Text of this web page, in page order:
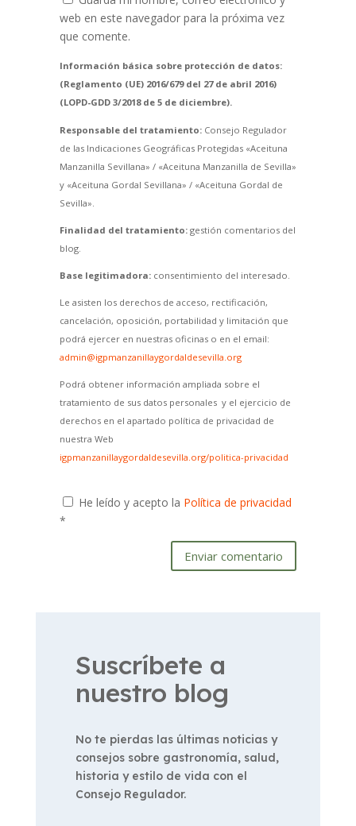
web en este navegador para la próxima vez
que comente.
Información básica sobre protección de datos:
(Reglamento (UE) 2016/679 del 27 de abril 2016)
(LOPD-GDD 3/2018 de 5 de diciembre).
Responsable del tratamiento:Consejo Regulador
de las Indicaciones Geográficas Protegidas «Aceituna
Manzanilla Sevillana» / «Aceituna Manzanilla de Sevilla»
y «Aceituna Gordal Sevillana» / «Aceituna Gordal de
Sevilla».
Finalidad del tratamiento:gestión comentarios del
blog.
Base legitimadora:consentimiento del interesado.
Le asisten los derechos de acceso, rectificación,
cancelación, oposición, portabilidad y limitación que
podrá ejercer en nuestras oficinas o en el email:
admin@igpmanzanillaygordaldesevilla.org
Podrá obtener información ampliada sobre el
tratamiento de sus datos personales y el ejercicio de
derechos en el apartado política de privacidad de
nuestra Web
igpmanzanillaygordaldesevilla.org/politica-privacidad
He leído y acepto la Política de privacidad
*
Enviar comentario
Suscríbete a
nuestro blog
No te pierdas las últimas noticias y
consejos sobre gastronomía, salud,
historia y estilo de vida con el
Consejo Regulador.